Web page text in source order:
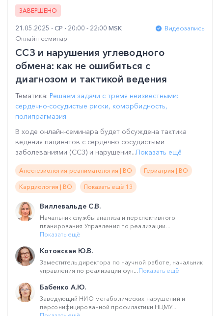
ЗАВЕРШЕНО
21.05.2025 СР 20:00 - 22:00 MSK
Видеозапись
Онлайн-семинар
ССЗ и нарушения углеводного
обмена: как не ошибиться с
диагнозом и тактикой ведения
Тематика: Решаем задачи с тремя неизвестными:
сердечно-сосудистые риски, коморбидность,
полипрагмазия
В ходе онлайн-семинара будет обсуждена тактика
ведения пациентов с сердечно сосудистыми
заболеваниями (ССЗ) и нарушения...Показать ещё
Анестезиология-реаниматология | ВО Гериатрия | ВО
Кардиология | ВО Показать ещё 13
Виллевальде С.В.
Начальник службы анализа и перспективного
планирования Управления по реализации...
Показать ещё
Котовская Ю.В.
Заместитель директора по научной работе, начальник
управления по реализации фун...Показать ещё
Бабенко А.Ю.
Заведующий НИО метаболических нарушений и
персонифицированной профилактики НЦМУ...